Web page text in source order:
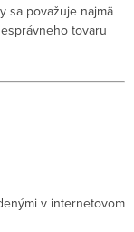
sa považuje najmä
tovaru
v internetovom